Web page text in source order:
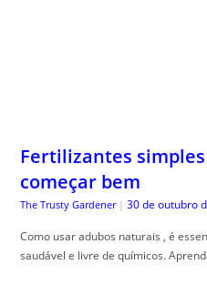
Fertilizantes
começar bem
The Trusty Gardener | 30 de outubro
Como usar adubos naturais , é
saudável e livre de químicos.